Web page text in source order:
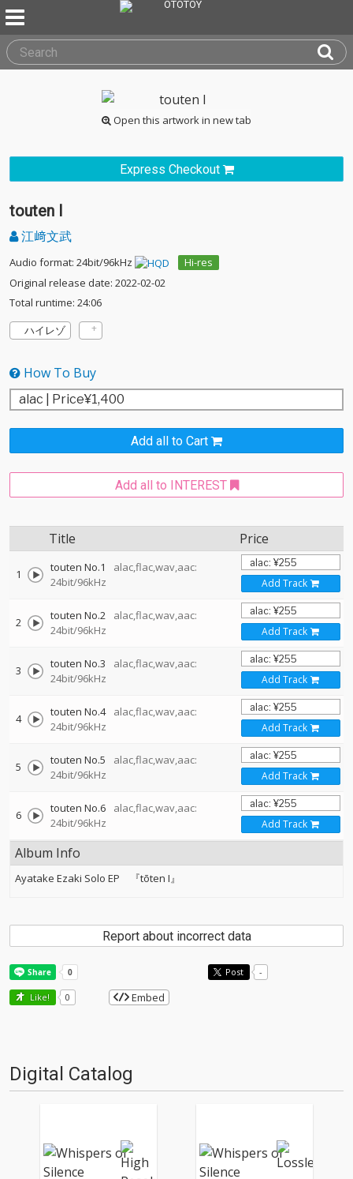
Open this artwork in new tab
Express Checkout
touten I
江﨑文武
Audio format: 24bit/96kHz
Hi-res
Original release date: 2022-02-02
Total runtime: 24:06
ハイレゾ
How To Buy
Add all to Cart
Add all to INTEREST
Title Price
1 touten No.1
alac,flac,wav,aac:
24bit/96kHz
Add Track
2 touten No.2
alac,flac,wav,aac:
24bit/96kHz
Add Track
3 touten No.3
alac,flac,wav,aac:
24bit/96kHz
Add Track
4 touten No.4
alac,flac,wav,aac:
24bit/96kHz
Add Track
5 touten No.5
alac,flac,wav,aac:
24bit/96kHz
Add Track
6 touten No.6
alac,flac,wav,aac:
24bit/96kHz
Add Track
Album Info
Ayatake Ezaki Solo EP 『tōten I』
Report about incorrect data
Post -
Like! 0 Embed
Digital Catalog